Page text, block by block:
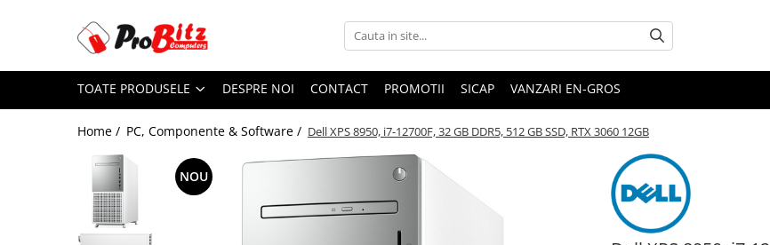
Toate Produsele
Laptopuri si accesorii
Laptopuri Renew
Laptopuri Refurbished
Laptopuri Second-hand
Componente NOI Laptop
TOATE PRODUSELE DESPRE NOI CONTACT PROMOTII SICAP VANZARI EN-GROS
Home / PC, Componente & Software / Dell XPS 8950, i7-12700F, 32 GB DDR5, 512 GB SSD, RTX 3060 12GB
NOU